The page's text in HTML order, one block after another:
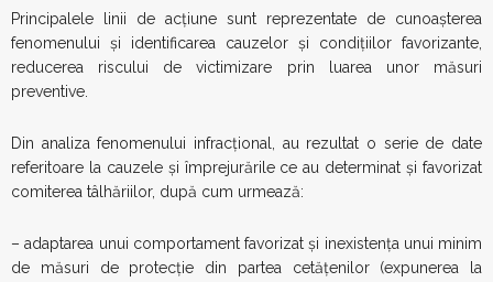
Principalele linii de acțiune sunt reprezentate de cunoașterea
fenomenului și identificarea cauzelor și condițiilor favorizante,
reducerea riscului de victimizare prin luarea unor măsuri
preventive.
Din analiza fenomenului infracțional, au rezultat o serie de date
referitoare la cauzele și împrejurările ce au determinat și favorizat
comiterea tâlhăriilor, după cum urmează:
– adaptarea unui comportament favorizat și inexistența unui minim
de măsuri de protecție din partea cetățenilor (expunerea la